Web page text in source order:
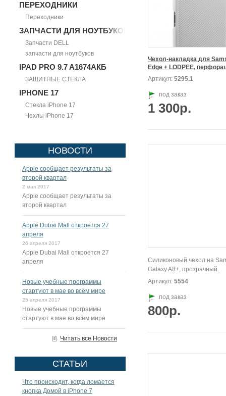
ПЕРЕХОДНИКИ
Переходники
ЗАПЧАСТИ ДЛЯ НОУТБУКОВ
Запчасти DELL
запчасти для ноутбуков
IPAD PRO 9.7 A1674АКБ
ЗАЩИТНЫЕ СТЕКЛА
IPHONE 17
Стекла iPhone 17
Чехлы iPhone 17
НОВОСТИ
Apple сообщает результаты за
второй квартал
2 мая 2017
Apple сообщает результаты за
второй квартал
Apple Dubai Mall откроется 27
апреля
26 апреля 2017
Apple Dubai Mall откроется 27
апреля
Новые учебные программы
стартуют в мае во всём мире
25 апреля 2017
Новые учебные программы
стартуют в мае во всём мире
Читать все Новости
СТАТЬИ
Что происходит, когда ломается
кнопка Домой в iPhone 7
Чехол-накладка для
Артикул: 5295.1
под заказ
1 300р.
Силиконовый чехол на
Galaxy A8+, прозрачный.
Артикул: 5554
под заказ
800р.